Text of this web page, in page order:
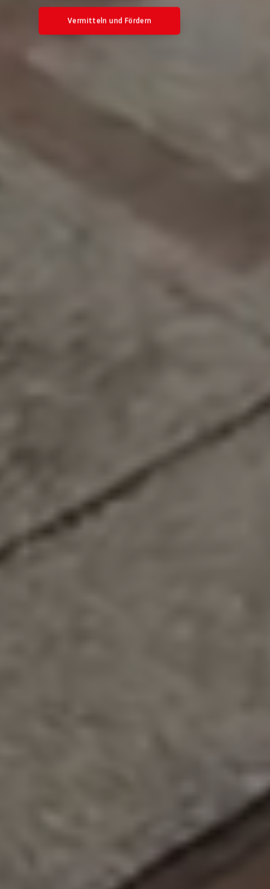
Vermitteln und Fördern